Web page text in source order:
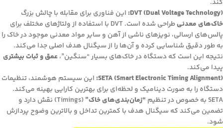
کند.
DVT (Dual Voltage Technology): این فناوری برای مقابله با چالش بزرگ
خاک‌های معدنی
طراحی شده است. DVT با استفاده از ولتاژهای مختلف برای
پالس‌های ارسالی، نویزهای ناشی از آهن و سایر مواد معدنی موجود در خاک را
به طور دقیق شناسایی کرده و آن‌ها را از سیگنال هدف اصلی جدا می‌کند.
نتیجه این است که دستگاه در خاک‌های بسیار “سنگین”،عمق و ثبات بیشتری
پیدا می‌کند.
SETA (Smart Electronic Timing Alignment): این سیستم هوشمند، تنظیمات
دستگاه را به صورت دینامیک و لحظه‌ای برای بهترین کارایی بهینه می‌کند.
SETA به خصوص در تنظیم
“زمان‌بندی‌های خاک”
(Timings) نقش دارد و
تضمین می‌کند که سیگنال هدف با کمترین تداخل و بالاترین وضوح پردازش
شود.